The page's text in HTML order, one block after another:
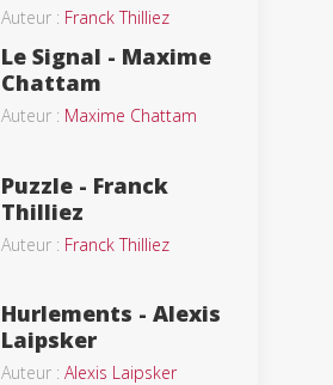
Auteur : Franck Thilliez
Le Signal - Maxime
Chattam
Auteur : Maxime Chattam
Puzzle - Franck
Thilliez
Auteur : Franck Thilliez
Hurlements - Alexis
Laipsker
Auteur : Alexis Laipsker